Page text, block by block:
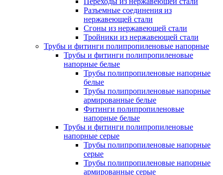
Разъемные соединения из
нержавеющей стали
Сгоны из нержавеющей стали
Тройники из нержавеющей стали
Трубы и фитинги полипропиленовые напорные
Трубы и фитинги полипропиленовые
напорные белые
Трубы полипропиленовые напорные
белые
Трубы полипропиленовые напорные
армированные белые
Фитинги полипропиленовые
напорные белые
Трубы и фитинги полипропиленовые
напорные серые
Трубы полипропиленовые напорные
серые
Трубы полипропиленовые напорные
армированные серые